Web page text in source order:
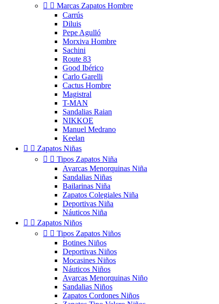
  Marcas Zapatos Hombre
Carrús
Diluis
Pepe Agulló
Morxiva Hombre
Sachini
Route 83
Good Ibérico
Carlo Garelli
Cactus Hombre
Magistral
T-MAN
Sandalias Raian
NIKKOE
Manuel Medrano
Keelan
  Zapatos Niñas
  Tipos Zapatos Niña
Avarcas Menorquinas Niña
Sandalias Niñas
Bailarinas Niña
Zapatos Colegiales Niña
Deportivas Niña
Náuticos Niña
  Zapatos Niños
  Tipos Zapatos Niños
Botines Niños
Deportivas Niños
Mocasines Niños
Náuticos Niños
Avarcas Menorquinas Niño
Sandalias Niños
Zapatos Cordones Niños